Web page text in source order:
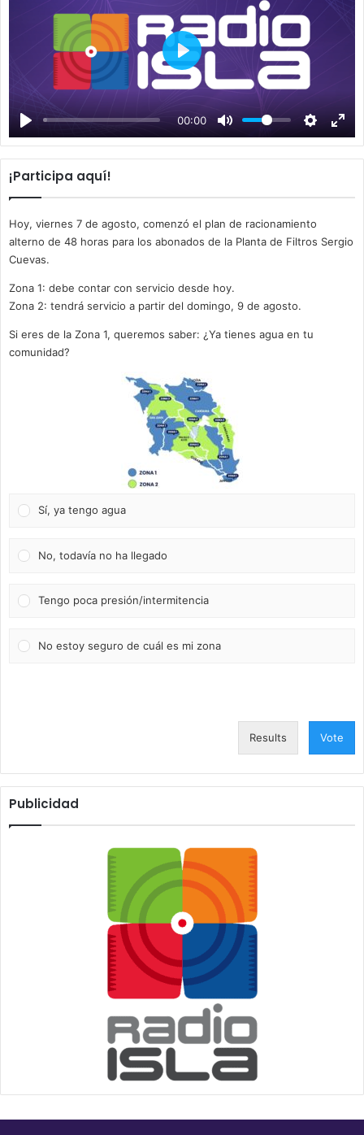
00:00
P
a
y
¡Participa aquí!
Hoy, viernes 7 de agosto, comenzó el plan de racionamiento
alterno de 48 horas para los abonados de la Planta de Filtros Sergio
Cuevas.
Zona 1: debe contar con servicio desde hoy.
Zona 2: tendrá servicio a partir del domingo, 9 de agosto.
Si eres de la Zona 1, queremos saber: ¿Ya tienes agua en tu
comunidad?
Sí, ya tengo agua
No, todavía no ha llegado
Tengo poca presión/intermitencia
No estoy seguro de cuál es mi zona
Results Vote
Publicidad